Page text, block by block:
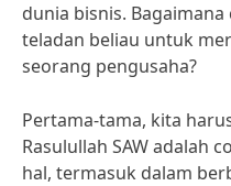
dunia bisnis.
teladan beliau untuk
seorang pengusaha?
Pertama-tama, kita
Rasulullah SAW adalah
hal, termasuk dalam